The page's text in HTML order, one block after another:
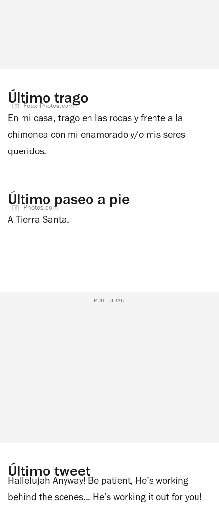
Último trago
Foto: Photos.com
En mi casa, trago en las rocas y frente a la
chimenea con mi enamorado y/o mis seres
queridos.
Último paseo a pie
Photos.com
A Tierra Santa.
PUBLICIDAD
Último tweet
Hallelujah Anyway! Be patient, He’s working
behind the scenes... He’s working it out for you!